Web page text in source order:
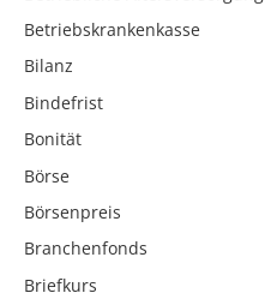
Betriebskrankenkasse
Bilanz
Bindefrist
Bonität
Börse
Börsenpreis
Branchenfonds
Briefkurs